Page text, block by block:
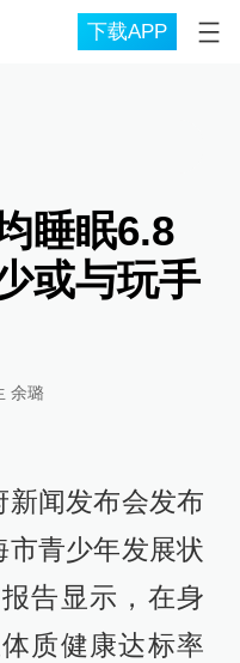
下载APP
睡眠6.8
或与玩手
余璐
闻发布会发布
市青少年发展状
告显示，在身
质健康达标率